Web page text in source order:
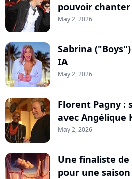
pouvoir chanter
May 2, 2026
Sabrina
IA
May 2, 2026
Florent Pagny :
avec Angélique
May 2, 2026
Une finaliste de
pour une